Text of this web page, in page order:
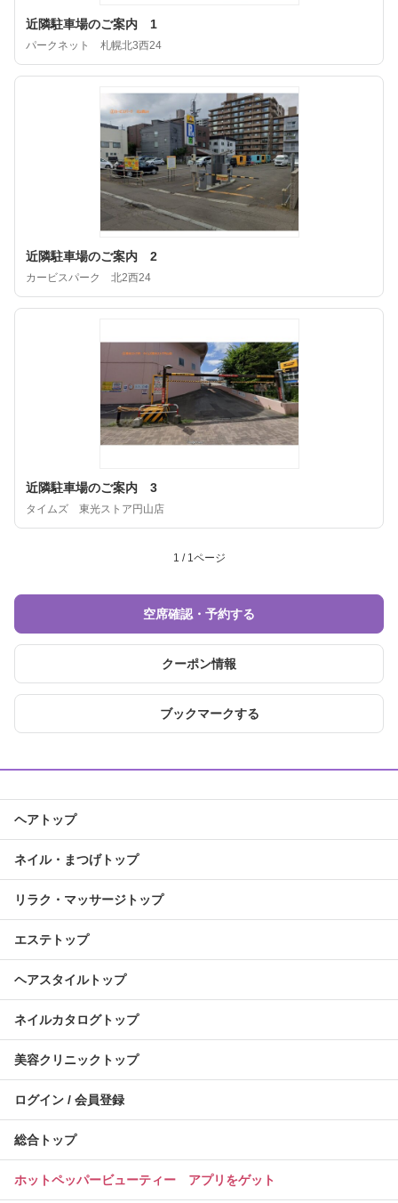
近隣駐車場のご案内 1
パークネット 札幌北3西24
近隣駐車場のご案内 2
カービスパーク 北2西24
近隣駐車場のご案内 3
タイムズ 東光ストア円山店
1 / 1ページ
空席確認・予約する
クーポン情報
ブックマークする
ヘアトップ
ネイル・まつげトップ
リラク・マッサージトップ
エステトップ
ヘアスタイルトップ
ネイルカタログトップ
美容クリニックトップ
ログイン / 会員登録
総合トップ
ホットペッパービューティー アプリをゲット